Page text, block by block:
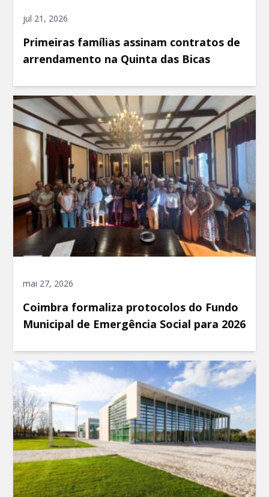
jul 21, 2026
Primeiras famílias assinam contratos de
arrendamento na Quinta das Bicas
mai 27, 2026
Coimbra formaliza protocolos do Fundo
Municipal de Emergência Social para 2026